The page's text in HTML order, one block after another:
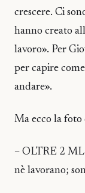
crescere. Ci
hanno creato
lavoro». Per
per capire
andare».
Ma ecco la foto
– OLTRE 2
nè lavorano;